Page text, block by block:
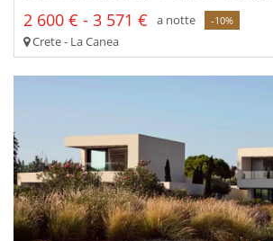
2 600 € - 3 571 € a notte -10%
Crete - La Canea